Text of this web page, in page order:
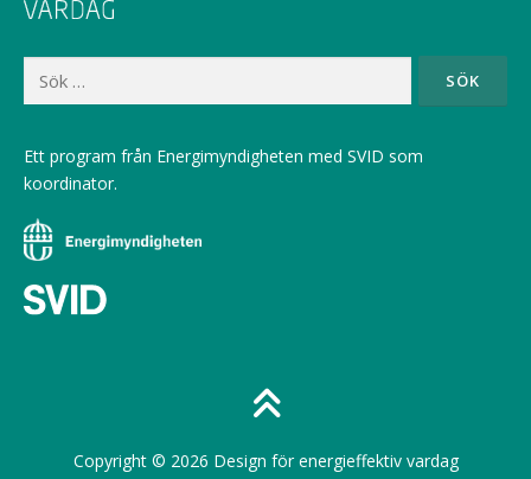
Ett program från Energimyndigheten med SVID som
koordinator.
Copyright © 2026 Design för energieffektiv vardag